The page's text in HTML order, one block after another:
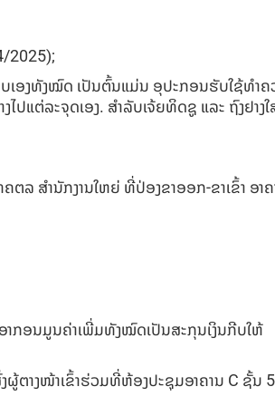
2025);
ອງທັງໝົດ ເປັນຕົ້ນແມ່ນ ອຸປະກອນຮັບໃຊ້ທໍາຄ
ປແຕ່ລະຈຸດເອງ. ສໍາລັບເຈ້ຍທິດຊູ ແລະ ຖົງຢາງໃ
ລ ສໍານັກງານໃຫຍ່ ທີ່ປ່ອງຂາອອກ-ຂາເຂົ້າ ອາຄ
າກອນມູນຄ່າເພີ່ມທັງໝົດເປັນສະກຸນເງິນກີບໃຫ້
ຜູ້ຕາງໜ້າເຂົ້າຮ່ວມທີ່ຫ້ອງປະຊຸມອາຄານ C ຊັ້ນ 5